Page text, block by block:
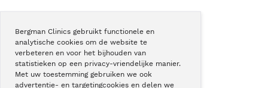
Bergman Clinics gebruikt functionele en
analytische cookies om de website te
verbeteren en voor het bijhouden van
statistieken op een privacy-vriendelijke manier.
Met uw toestemming gebruiken we ook
advertentie- en targetingcookies en delen we
Blogs
Podcast
Pressroom
Instagram